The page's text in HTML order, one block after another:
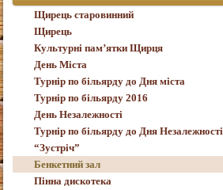
Щирець старовинний
Щирець
Культурні пам’ятки Щирця
День Міста
Турнір по більярду до Дня міста
Турнір по більярду 2016
День Незалежності
Турнір по більярду до Дня Незалежності
“Зустріч”
Бенкетний зал
Пінна дискотека